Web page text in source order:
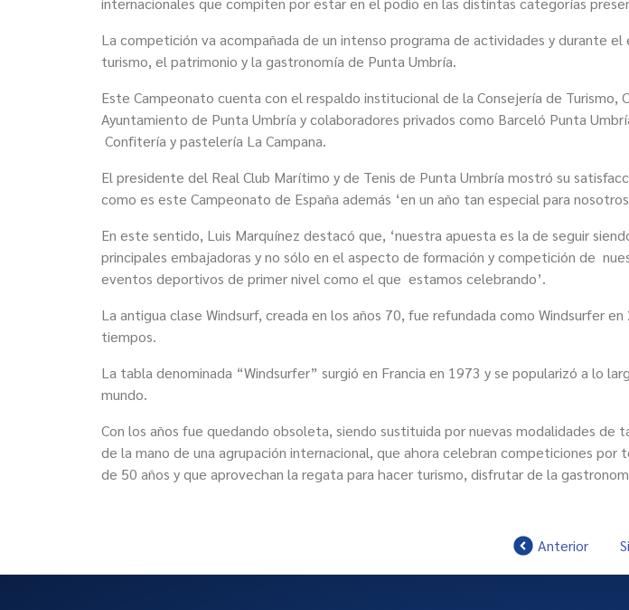
La competición va acompañada de un intenso programa de actividades ydurante el
turismo, el patrimonio y la gastronomía de Punta Umbría.
Este Campeonato cuenta con el respaldo institucional de la Consejería de
Ayuntamiento de Punta Umbría y colaboradores privados como Barceló Punta
Confitería y pastelería La Campana.
El presidente del Real Club Marítimo y de Tenis de Punta Umbría mostró su
como es este Campeonato de España además ‘en un año tan especial para
En este sentido, Luis Marquínez destacó que, ‘nuestra apuesta es la de seguir
principales embajadoras y no sólo en el aspecto de formación y competición de
eventos deportivos de primer nivel como el que estamos celebrando’.
La antigua clase Windsurf, creada en los años 70, fue refundada como Windsurfer
tiempos.
La tabla denominada “Windsurfer” surgió en Francia en 1973 y se popularizó a lo
mundo.
Con los años fue quedando obsoleta, siendo sustituida por nuevas modalidades de
de la mano de una agrupación internacional, que ahora celebran competiciones
de 50 años y que aprovechan la regata para hacer turismo, disfrutar de la
Anterior